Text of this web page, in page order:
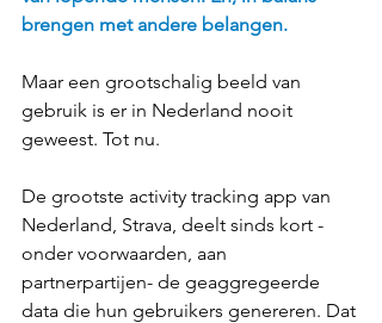
brengen met andere belangen.
Maar een grootschalig beeld van
gebruik is er in Nederland nooit
geweest. Tot nu.
De grootste activity tracking app van
Nederland, Strava, deelt sinds kort -
onder voorwaarden, aan
partnerpartijen- de geaggregeerde
data die hun gebruikers genereren. Dat